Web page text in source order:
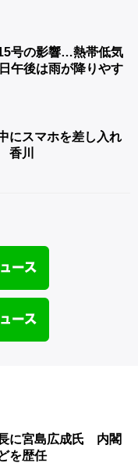
号の影響…熱帯低気
午後は雨が降りやす
にスマホを差し入れ
川
に宮島広成氏 内閣
を歴任